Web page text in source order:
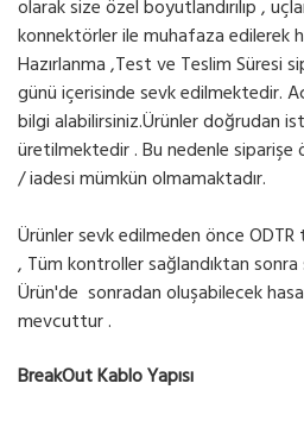
olarak size özel boyutlandırılıp ,
konnektörler ile muhafaza edilerek
Hazırlanma ,Test ve Teslim Süresi
günü içerisinde sevk edilmektedir.
bilgi alabilirsiniz.Ürünler doğrudan
üretilmektedir . Bu nedenle
/ iadesi mümkün olmamaktadır.
Ürünler sevk edilmeden önce
, Tüm kontroller sağlandıktan
Ürün'de sonradan oluşabilecek
mevcuttur .
BreakOut Kablo Yapısı